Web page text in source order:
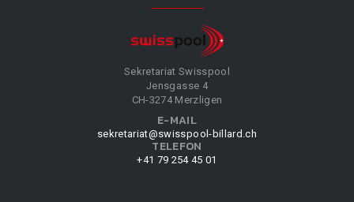
Sekretariat Swisspool
Jensgasse 4
CH-3274 Merzligen
E-MAIL
sekretariat@swisspool-billard.ch
TELEFON
+41 79 254 45 01